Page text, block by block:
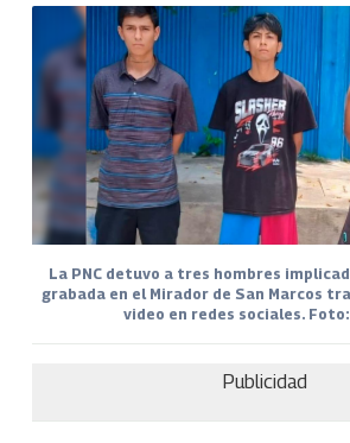
La PNC detuvo a tres hombres
grabada en el Mirador de San Marcos
video en redes sociales. Foto:
Publicidad